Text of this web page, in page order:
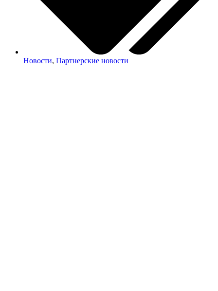
Новости, Партнерские новости